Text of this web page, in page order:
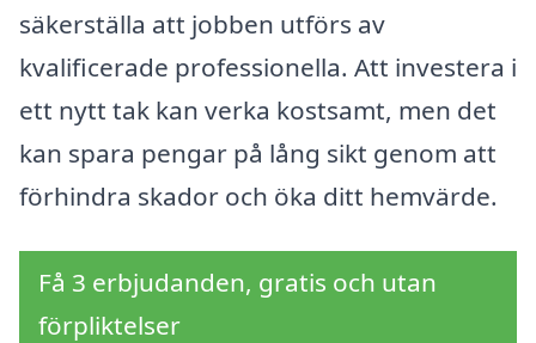
säkerställa att jobben utförs av
kvalificerade professionella. Att investera i
ett nytt tak kan verka kostsamt, men det
kan spara pengar på lång sikt genom att
förhindra skador och öka ditt hemvärde.
Få 3 erbjudanden, gratis och utan
förpliktelser